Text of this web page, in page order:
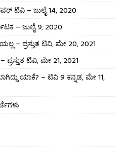
ಟಿವಿ – ಜುಲೈ 14, 2020
– ಜುಲೈ 9, 2020
– ಪ್ರಸ್ತುತ ಟಿವಿ, ಮೇ 20, 2021
ಪ್ರಸ್ತುತ ಟಿವಿ, ಮೇ 21, 2021
ಯಾಕೆ? – ಟಿವಿ 9 ಕನ್ನಡ, ಮೇ 11,